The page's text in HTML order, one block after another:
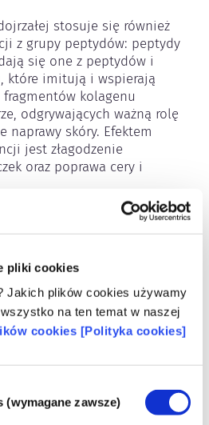
pliki cookies
Jakich plików cookies używamy
na ten temat w naszej
cookies [Polityka cookies]
(wymagane zawsze)
stosuje się również
z grupy peptydów: peptydy
się one z peptydów i
które imitują i wspierają
kolagenu
odgrywających ważną rolę
naprawy skóry. Efektem
jest złagodzenie
oraz poprawa cery i
kosmetyków
podlegają regulacjom
że w przypadku